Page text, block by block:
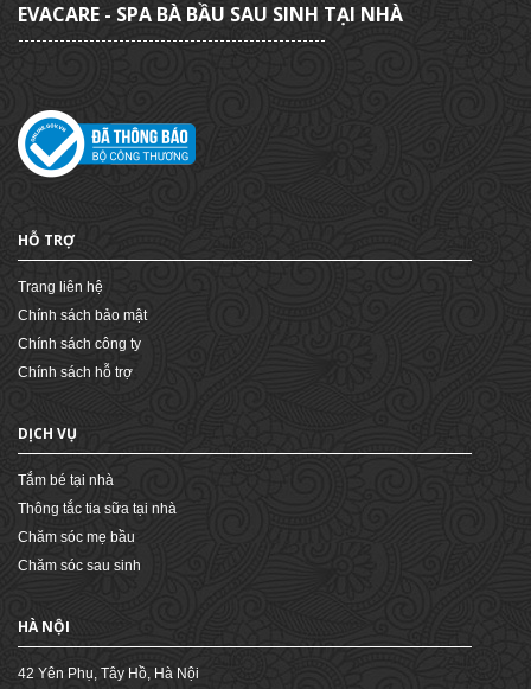
EVACARE - SPA BÀ BẦU SAU SINH TẠI NHÀ
----------------------------------------------------
HỖ TRỢ
Trang liên hệ
Chính sách bảo mật
Chính sách công ty
Chính sách hỗ trợ
DỊCH VỤ
Tắm bé tại nhà
Thông tắc tia sữa tại nhà
Chăm sóc mẹ bầu
Chăm sóc sau sinh
HÀ NỘI
42 Yên Phụ, Tây Hồ, Hà Nội